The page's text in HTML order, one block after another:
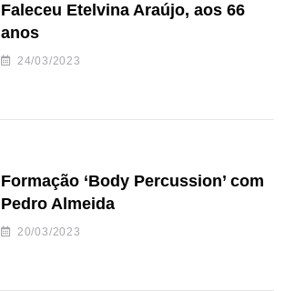
Faleceu Etelvina Araújo, aos 66
anos
24/03/2023
Formação ‘Body Percussion’ com
Pedro Almeida
20/03/2023